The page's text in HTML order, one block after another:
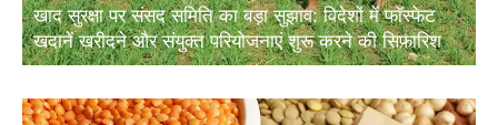
खाद सुरक्षा पर संसद समिति का बड़ा सुझाव: विदेशों में फॉस्फेट
खदानें खरीदने और संयुक्त परियोजनाएं शुरू करने की सिफारिश